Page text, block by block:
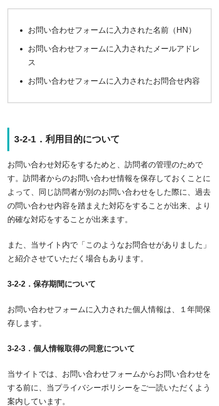
お問い合わせフォームに入力された名前（HN）
お問い合わせフォームに入力されたメールアドレ
ス
お問い合わせフォームに入力されたお問合せ内容
3-2-1．利用目的について
お問い合わせ対応をするためと、訪問者の管理のためで
す。訪問者からのお問い合わせ情報を保存しておくことに
よって、同じ訪問者が別のお問い合わせをした際に、過去
の問い合わせ内容を踏まえた対応をすることが出来、より
的確な対応をすることが出来ます。
また、当サイト内で「このようなお問合せがありました」
と紹介させていただく場合もあります。
3-2-2．保存期間について
お問い合わせフォームに入力された個人情報は、１年間保
存します。
3-2-3．個人情報取得の同意について
当サイトでは、お問い合わせフォームからお問い合わせを
する前に、当プライバシーポリシーをご一読いただくよう
案内しています。